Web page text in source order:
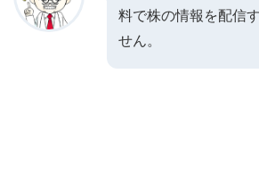
料で株の情報を配信
せん。